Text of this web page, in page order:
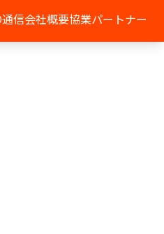
信会社概要協業パートナー